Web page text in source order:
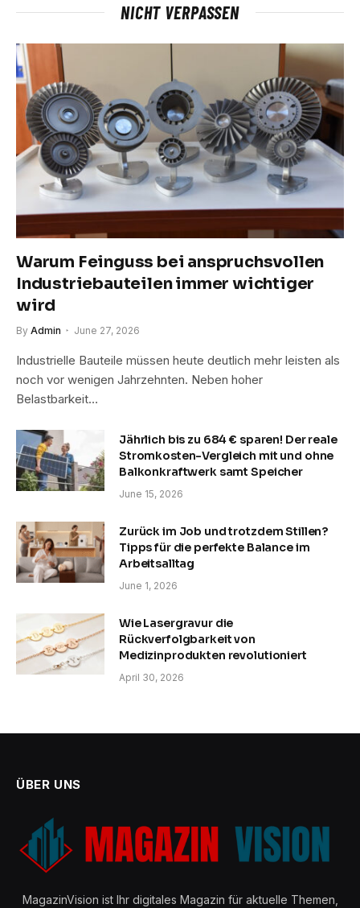
NICHT VERPASSEN
Warum Feinguss bei anspruchsvollen
Industriebauteilen immer wichtiger
wird
By Admin June 27, 2026
Industrielle Bauteile müssen heute deutlich mehr leisten als
noch vor wenigen Jahrzehnten. Neben hoher
Belastbarkeit…
Jährlich bis zu 684 € sparen! Der reale
Stromkosten-Vergleich mit und ohne
Balkonkraftwerk samt Speicher
June 15, 2026
Zurück im Job und trotzdem Stillen?
Tipps für die perfekte Balance im
Arbeitsalltag
June 1, 2026
Wie Lasergravur die
Rückverfolgbarkeit von
Medizinprodukten revolutioniert
April 30, 2026
ÜBER UNS
MagazinVision ist Ihr digitales Magazin für aktuelle Themen,